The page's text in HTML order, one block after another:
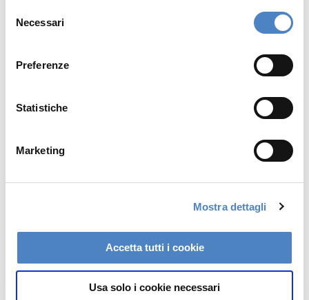
delNecessari
Preferenze
Statistiche
Marketing
Mostra dettagli
Accetta tutti i cookie
Usa solo i cookie necessari
come integrarla nella tua azienda, leggi
applicarla al tuo business
per la lead generation,
soprattutto in un contesto phygital, dove
l'interazione tra mondo fisico e digitale è
può fare la differenza: